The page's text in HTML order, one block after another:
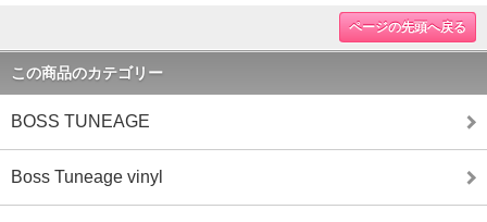
ページの先頭へ戻る
この商品のカテゴリー
BOSS TUNEAGE
Boss Tuneage vinyl